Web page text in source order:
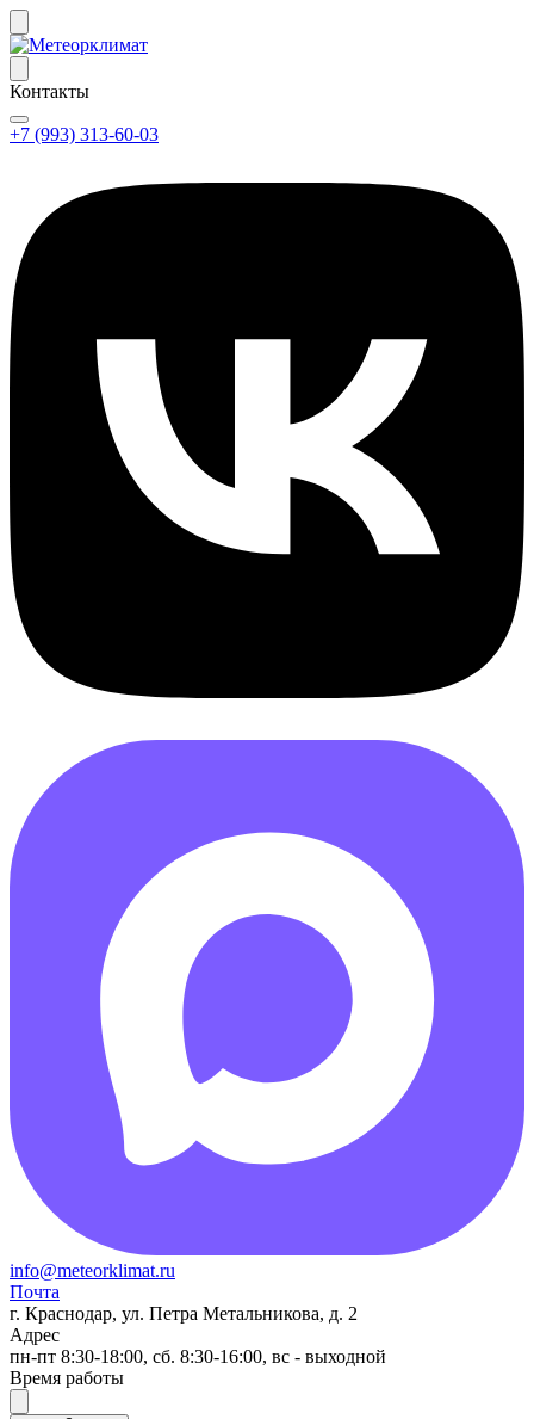
Контакты
+7 (993) 313-60-03
info@meteorklimat.ru
Почта
г. Краснодар, ул. Петра Метальникова, д. 2
Адрес
пн-пт 8:30-18:00, сб. 8:30-16:00, вс - выходной
Время работы